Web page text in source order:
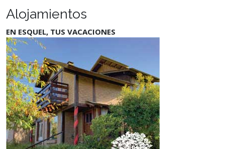
Alojamientos
EN ESQUEL, TUS VACACIONES